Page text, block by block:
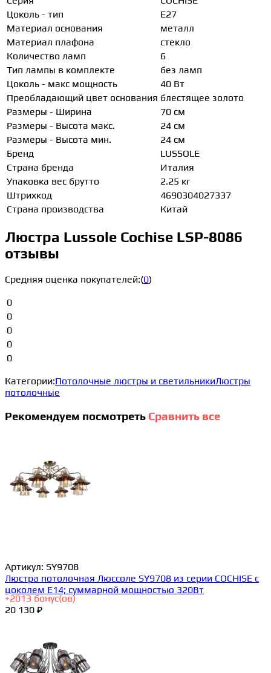
Цоколь - тип
E27
Материал основания
металл
Материал плафона
стекло
Количество ламп
6
Тип лампы в комплекте
без ламп
Цоколь - макс мощность
40 Вт
Преобладающий цвет основания блестящее золото
Размеры - Ширина
70 см
Размеры - Высота макс.
24 см
Размеры - Высота мин.
24 см
Бренд
LUSSOLE
Страна бренда
Италия
Упаковка вес брутто
2.25 кг
Штрихкод
4690304027337
Страна производства
Китай
Люстра Lussole Cochise LSP-8086
отзывы
Средняя оценка покупателей:(0)
0
0
0
0
0
Категории:Потолочные люстры и светильникиЛюстры
потолочные
Рекомендуем посмотреть Сравнить все
Артикул: SY9708
Люстра потолочная Люссоле SY9708 из серии COCHISE с
цоколем E14; суммарной мощностью 320Вт
+2013 бонус(ов)
20 130 ₽